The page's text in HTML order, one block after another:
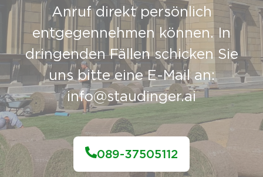
Anruf direkt persönlich
entgegennehmen können. In
dringenden Fällen schicken Sie
uns bitte eine E-Mail an:
info@staudinger.ai
089-37505112